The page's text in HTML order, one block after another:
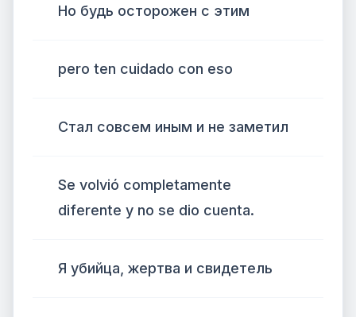
Но будь осторожен с этим
pero ten cuidado con eso
Стал совсем иным и не заметил
Se volvió completamente
diferente y no se dio cuenta.
Я убийца, жертва и свидетель